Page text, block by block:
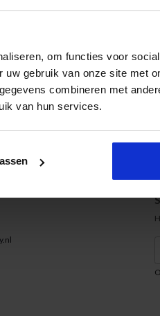
om functies voor
gebruik van onze site met
combineren met
van hun services.
iemand anders (collega,
een STAR zijn/haar eigen
bij ons deelnemen!
neem je contact op